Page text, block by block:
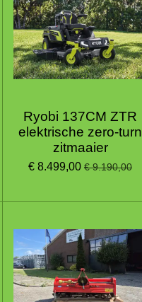
Ryobi 137CM ZTR
elektrische zero-turn
zitmaaier
€ 8.499,00 € 9.190,00